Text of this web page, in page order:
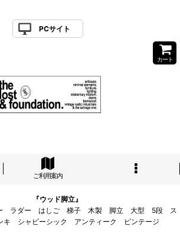
PCサイト
カート
ご利用案内
『ウッド脚立』
ー ラダー はしご 梯子 木製 脚立 大型 5段 ス
キ シャビーシック アンティーク ビンテージ